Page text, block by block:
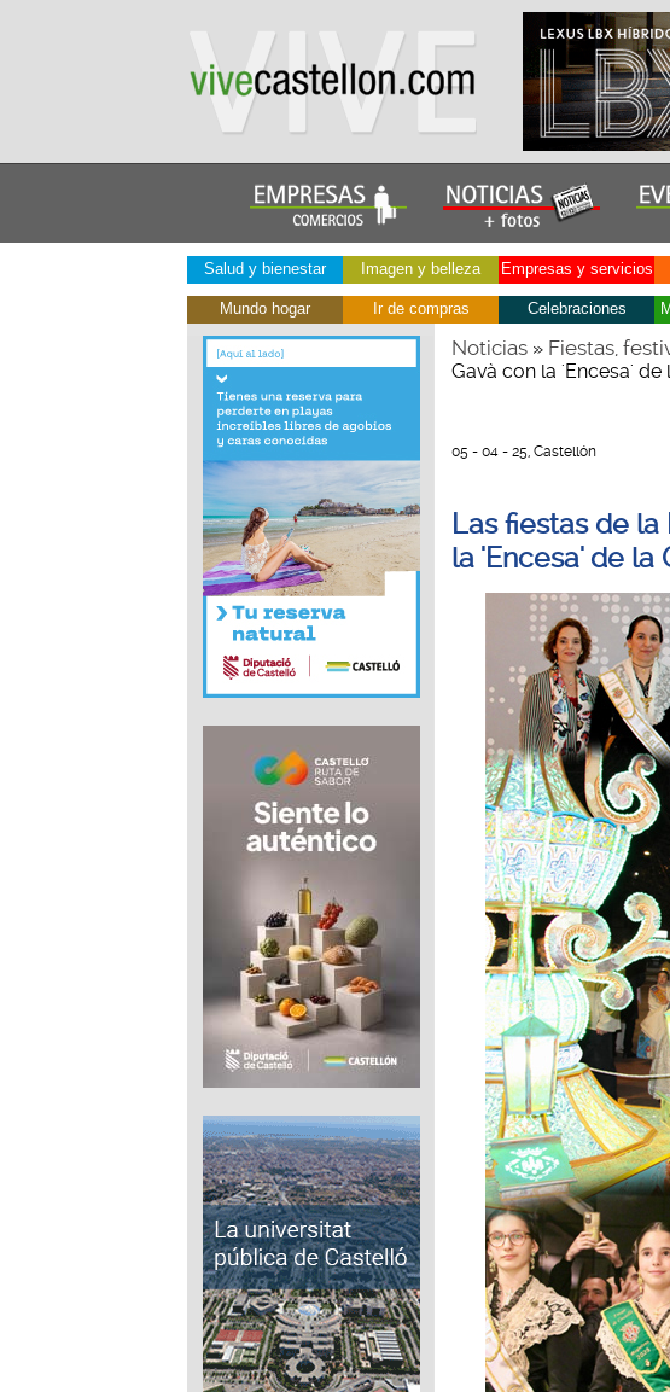
Salud y bienestar Imagen y belleza Empresas y servicios
Mundo hogar Ir de compras Celebraciones
Noticias» Fiestas,
Gavà con la 'Encesa'
05 - 04 - 25, Castellón
Las fiestas de
la 'Encesa' de la